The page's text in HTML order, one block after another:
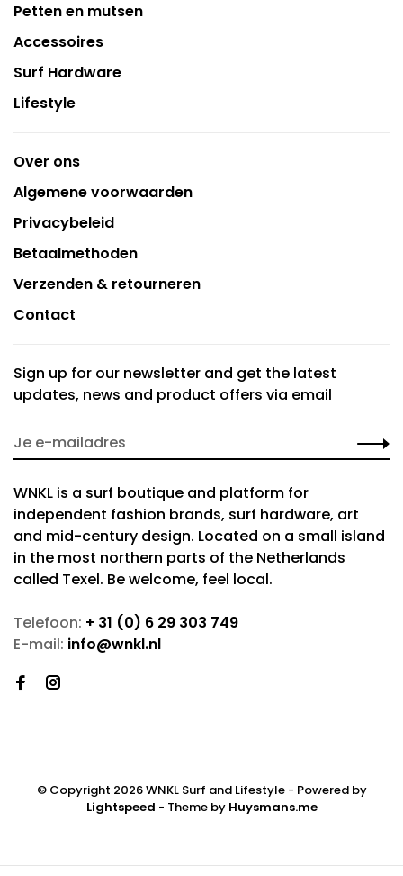
Petten en mutsen
Accessoires
Surf Hardware
Lifestyle
Over ons
Algemene voorwaarden
Privacybeleid
Betaalmethoden
Verzenden & retourneren
Contact
Sign up for our newsletter and get the latest
updates, news and product offers via email
WNKL is a surf boutique and platform for
independent fashion brands, surf hardware, art
and mid-century design. Located on a small island
in the most northern parts of the Netherlands
called Texel. Be welcome, feel local.
Telefoon: + 31 (0) 6 29 303 749
E-mail: info@wnkl.nl
© Copyright 2026 WNKL Surf and Lifestyle - Powered by
Lightspeed - Theme by Huysmans.me